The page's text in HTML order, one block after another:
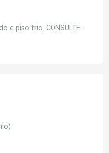
e piso frio. CONSULTE-